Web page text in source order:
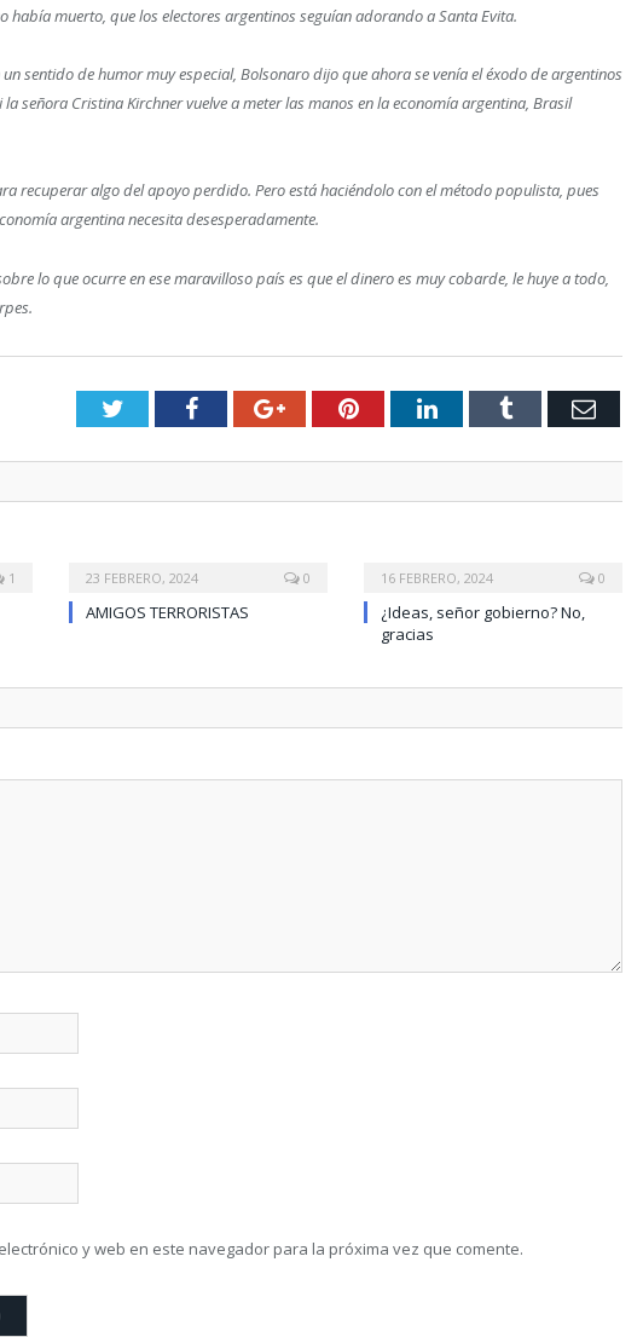
había muerto, que los electores argentinos seguían adorando a Santa Evita.
sentido de humor muy especial, Bolsonaro dijo que ahora se venía el éxodo de argentinos
señora Cristina Kirchner vuelve a meter las manos en la economía argentina, Brasil
recuperar algo del apoyo perdido. Pero está haciéndolo con el método populista, pues
argentina necesita desesperadamente.
lo que ocurre en ese maravilloso país es que el dinero es muy cobarde, le huye a todo,
TwitterFacebookGoogle+PinterestLinkedInTumblr Email
1 23 FEBRERO, 2024 0
AMIGOS TERRORISTAS
16 FEBRERO, 2024 0
¿Ideas, señor gobierno? No,
gracias
y web en este navegador para la próxima vez que comente.